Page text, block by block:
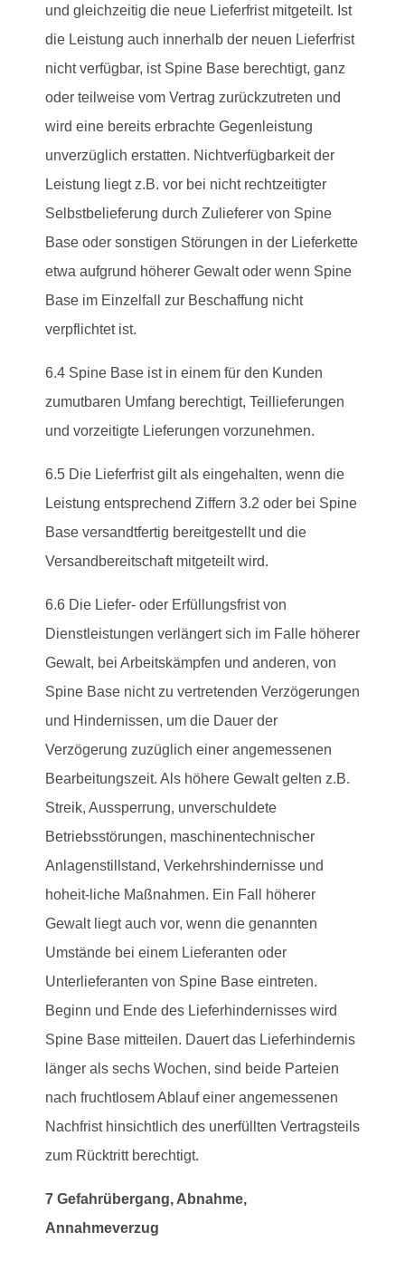
und gleichzeitig die neue Lieferfrist mitgeteilt. Ist
die Leistung auch innerhalb der neuen Lieferfrist
nicht verfügbar, ist Spine Base berechtigt, ganz
oder teilweise vom Vertrag zurückzutreten und
wird eine bereits erbrachte Gegenleistung
unverzüglich erstatten. Nichtverfügbarkeit der
Leistung liegt z.B. vor bei nicht rechtzeitigter
Selbstbelieferung durch Zulieferer von Spine
Base oder sonstigen Störungen in der Lieferkette
etwa aufgrund höherer Gewalt oder wenn Spine
Base im Einzelfall zur Beschaffung nicht
verpflichtet ist.
6.4 Spine Base ist in einem für den Kunden
zumutbaren Umfang berechtigt, Teillieferungen
und vorzeitigte Lieferungen vorzunehmen.
6.5 Die Lieferfrist gilt als eingehalten, wenn die
Leistung entsprechend Ziffern 3.2 oder bei Spine
Base versandtfertig bereitgestellt und die
Versandbereitschaft mitgeteilt wird.
6.6 Die Liefer- oder Erfüllungsfrist von
Dienstleistungen verlängert sich im Falle höherer
Gewalt, bei Arbeitskämpfen und anderen, von
Spine Base nicht zu vertretenden Verzögerungen
und Hindernissen, um die Dauer der
Verzögerung zuzüglich einer angemessenen
Bearbeitungszeit. Als höhere Gewalt gelten z.B.
Streik, Aussperrung, unverschuldete
Betriebsstörungen, maschinentechnischer
Anlagenstillstand, Verkehrshindernisse und
hoheit-liche Maßnahmen. Ein Fall höherer
Gewalt liegt auch vor, wenn die genannten
Umstände bei einem Lieferanten oder
Unterlieferanten von Spine Base eintreten.
Beginn und Ende des Lieferhindernisses wird
Spine Base mitteilen. Dauert das Lieferhindernis
länger als sechs Wochen, sind beide Parteien
nach fruchtlosem Ablauf einer angemessenen
Nachfrist hinsichtlich des unerfüllten Vertragsteils
zum Rücktritt berechtigt.
7 Gefahrübergang, Abnahme,
Annahmeverzug